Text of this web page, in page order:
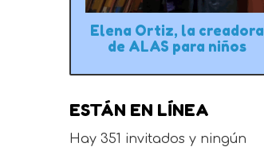
Elena Ortiz, la creadora
de ALAS para niños
ESTÁN EN LÍNEA
Hay 351 invitados y ningún